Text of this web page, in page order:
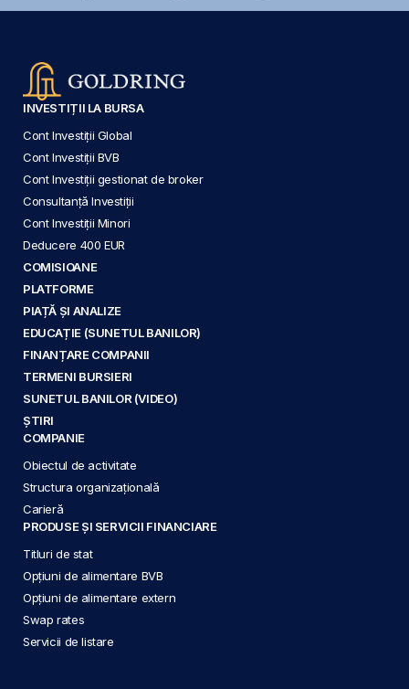
INVESTIȚII LA BURSA
Cont Investiții Global
Cont Investiții BVB
Cont Investiții gestionat de broker
Consultanță Investiții
Cont Investiții Minori
Deducere 400 EUR
COMISIOANE
PLATFORME
PIAȚĂ ȘI ANALIZE
EDUCAȚIE (SUNETUL BANILOR)
FINANȚARE COMPANII
TERMENI BURSIERI
SUNETUL BANILOR (VIDEO)
ȘTIRI
COMPANIE
Obiectul de activitate
Structura organizațională
Carieră
PRODUSE ȘI SERVICII FINANCIARE
Titluri de stat
Opțiuni de alimentare BVB
Opțiuni de alimentare extern
Swap rates
Servicii de listare